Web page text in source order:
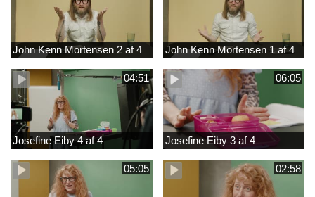
John Kenn Mortensen 2 af 4 John Kenn Mortensen 1 af 4
04:51
Josefine Eiby 4 af 4
06:05
Josefine Eiby 3 af 4
05:05 02:58